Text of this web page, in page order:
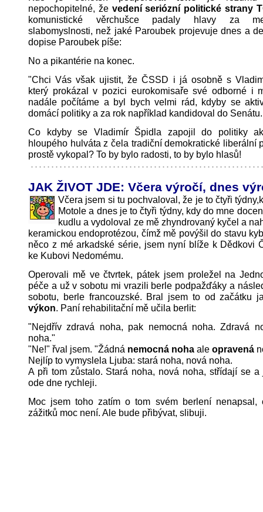
nepochopitelné, že vedení seriózní politické strany
komunistické věrchušce padaly hlavy za
slabomyslnosti, než jaké Paroubek projevuje dnes a
dopise Paroubek píše:
No a pikantérie na konec.
"Chci Vás však ujistit, že ČSSD i já osobně s
který prokázal v pozici eurokomisaře své odborné i
nadále počítáme a byl bych velmi rád, kdyby se
domácí politiky a za rok například kandidoval do Senátu.
Co kdyby se Vladimír Špidla zapojil do politiky
hloupého hulváta z čela tradiční demokratické liberální
prostě vykopal? To by bylo radosti, to by bylo hlasů!
JAK ŽIVOT JDE: Včera výročí, dnes
Včera jsem si tu pochvaloval, že je to čtyři
Motole a dnes je to čtyři týdny, kdy do mne
kudlu a vydoloval ze mě zhyndrovaný kyčel a
keramickou endoprotézou, čímž mě povýšil do stavu
něco z mé arkadské série, jsem nyní blíže k Dědkovi
ke Kubovi Nedomému.
Operovali mě ve čtvrtek, pátek jsem proležel na
péče a už v sobotu mi vrazili berle podpažďáky a
sobotu, berle francouzské. Bral jsem to od začátku
výkon. Paní rehabilitační mě učila berlit:
"Nejdřív zdravá noha, pak nemocná noha. Zdravá
noha."
"Ne!" řval jsem. "Žádná nemocná noha ale opravená
Nejlíp to vymyslela Ljuba: stará noha, nová noha.
A při tom zůstalo. Stará noha, nová noha, střídají se
ode dne rychleji.
Moc jsem toho zatím o tom svém berlení nenapsal,
zážitků moc není. Ale bude přibývat, slibuji.